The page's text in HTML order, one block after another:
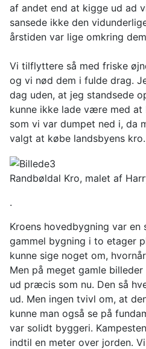
af andet end at kigge ud ad
sansede ikke den
årstiden var lige omkring
Vi tilflyttere så med friske
og vi nød dem i fulde drag.
dag uden, at jeg standsede
kunne ikke lade være med at
som vi var dumpet ned i, da
valgt at købe landsbyens kro.
Randbøldal Kro, malet af
.
Kroens hovedbygning var
gammel bygning i to etager
kunne sige noget om,
Men på meget gamle
ud præcis som nu. Den så
ud. Men ingen tvivl om, at
kunne man også se på
var solidt byggeri.
indtil en meter over jorden.